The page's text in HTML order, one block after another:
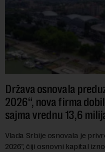
Država osnovala
2026“, nova firma
sajma vrednu 13,6
Vlada Srbije osnovala je
2026", čiji osnovni kapital